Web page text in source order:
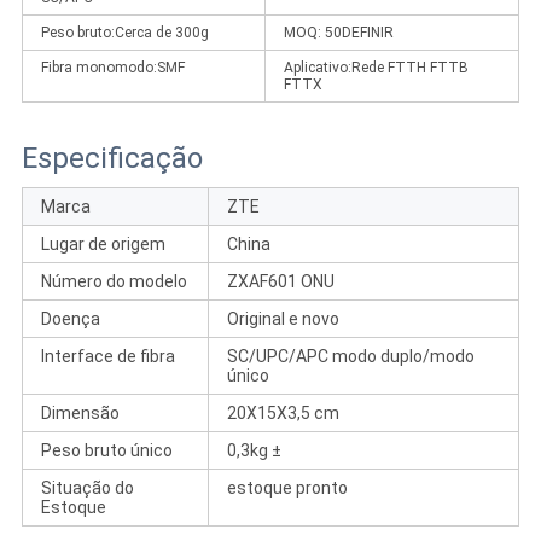
Peso bruto:Cerca de 300g MOQ: 50 DEFINIR
Fibra monomodo:SMF Aplicativo: Rede FTTH FTTB
FTTX
Especificação
Marca
ZTE
Lugar de origem
China
Número do modelo
ZXAF601 ONU
Doença
Original e novo
Interface de fibra
SC/UPC/APC modo duplo/modo
único
Dimensão
20X15X3,5 cm
Peso bruto único
0,3kg ±
Situação do
Estoque
estoque pronto